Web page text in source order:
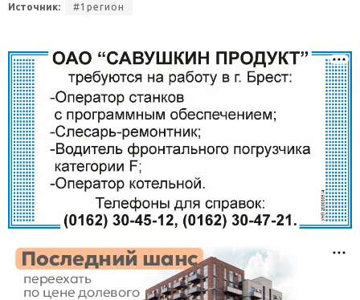
Источник: #1регион